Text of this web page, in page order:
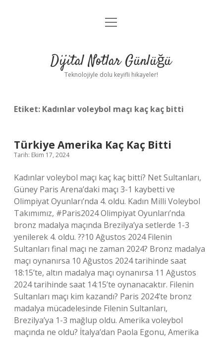
Anasayfa
Yasal Uyarı
menüyü
Dijital Notlar Günlüğü
Teknolojiyle dolu keyifli hikayeler!
Etiket: Kadınlar voleybol maçı kaç kaç bitti
Türkiye Amerika Kaç Kaç Bitti
Tarih: Ekim 17, 2024
Kadınlar voleybol maçı kaç kaç bitti? Net Sultanları,
Güney Paris Arena’daki maçı 3-1 kaybetti ve
Olimpiyat Oyunları’nda 4. oldu. Kadın Milli Voleybol
Takımımız, #Paris2024 Olimpiyat Oyunları’nda
bronz madalya maçında Brezilya’ya setlerde 1-3
yenilerek 4. oldu. ??10 Ağustos 2024 Filenin
Sultanları final maçı ne zaman 2024? Bronz madalya
maçı oynanırsa 10 Ağustos 2024 tarihinde saat
18:15’te, altın madalya maçı oynanırsa 11 Ağustos
2024 tarihinde saat 14:15’te oynanacaktır. Filenin
Sultanları maçı kim kazandı? Paris 2024’te bronz
madalya mücadelesinde Filenin Sultanları,
Brezilya’ya 1-3 mağlup oldu. Amerika voleybol
maçında ne oldu? İtalya’dan Paola Egonu, Amerika